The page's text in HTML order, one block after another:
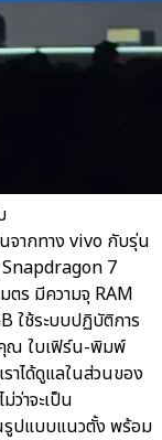
จากทาง vivo กับรุ่น
7
ตร มีความจุ RAM
ใช้ระบบปฏิบัติการ
ณ ใบเฟิร์น-พิมพ์
าได้ดูแลในส่วนของ
าจะเป็น
ปแบบแนวตั้ง พร้อม